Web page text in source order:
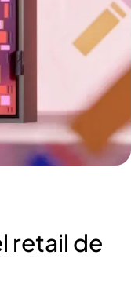
retail de